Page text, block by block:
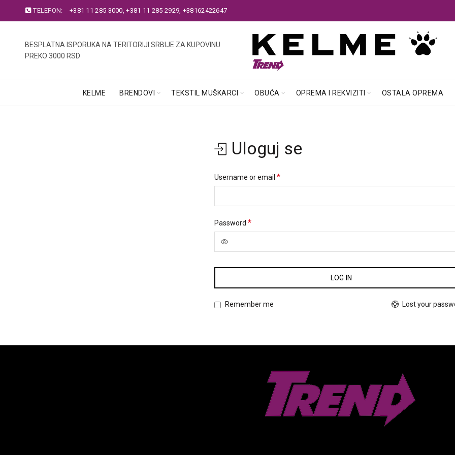
TELEFON: +381 11 285 3000,+381 11 285 2929, +38162422647
BESPLATNA ISPORUKA NA TERITORIJI SRBIJE ZA KUPOVINU
PREKO 3000 RSD
KELME BRENDOVI TEKSTIL MUŠKARCI OBUĆA OPREMA I REKVIZITI OSTALA OPREMA
Uloguj se
Username or email *Obavezno
Password *Obavezno
LOG IN
Lost your
Remember me